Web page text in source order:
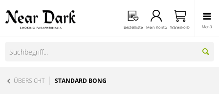
Menü
Bestellliste Mein Konto Warenkorb
ÜBERSICHT STANDARD BONG